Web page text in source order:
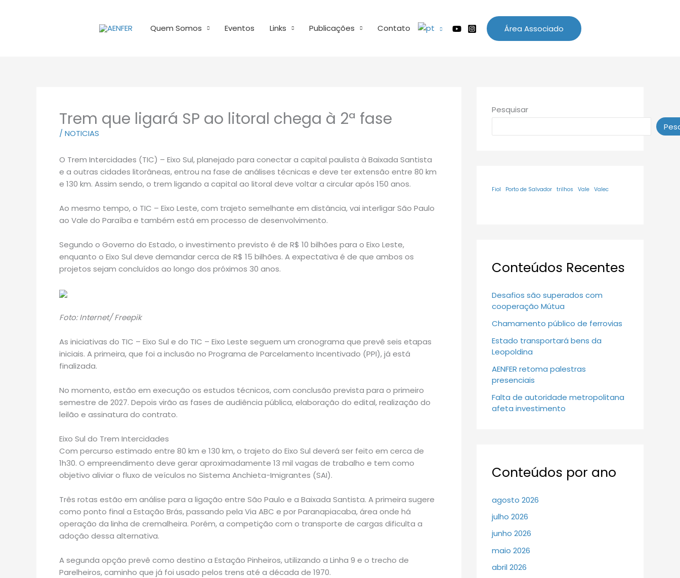
Quem Somos Eventos Links Publicações Contato Área Associado
Trem que ligará SP ao litoral chega à 2ª fase
/ NOTICIAS
O Trem Intercidades (TIC) – Eixo Sul, planejado para conectar a capital paulista à Baixada Santista
e a outras cidades litorâneas, entrou na fase de análises técnicas e deve ter extensão entre 80 km
e 130 km. Assim sendo, o trem ligando a capital ao litoral deve voltar a circular após 150 anos.
Ao mesmo tempo, o TIC – Eixo Leste, com trajeto semelhante em distância, vai interligar São Paulo
ao Vale do Paraíba e também está em processo de desenvolvimento.
Segundo o Governo do Estado, o investimento previsto é de R$ 10 bilhões para o Eixo Leste,
enquanto o Eixo Sul deve demandar cerca de R$ 15 bilhões. A expectativa é de que ambos os
projetos sejam concluídos ao longo dos próximos 30 anos.
Foto: Internet/ Freepik
As iniciativas do TIC – Eixo Sul e do TIC – Eixo Leste seguem um cronograma que prevê seis etapas
iniciais. A primeira, que foi a inclusão no Programa de Parcelamento Incentivado (PPI), já está
finalizada.
No momento, estão em execução os estudos técnicos, com conclusão prevista para o primeiro
semestre de 2027. Depois virão as fases de audiência pública, elaboração do edital, realização do
leilão e assinatura do contrato.
Eixo Sul do Trem Intercidades
Com percurso estimado entre 80 km e 130 km, o trajeto do Eixo Sul deverá ser feito em cerca de
1h30. O empreendimento deve gerar aproximadamente 13 mil vagas de trabalho e tem como
objetivo aliviar o fluxo de veículos no Sistema Anchieta-Imigrantes (SAI).
Três rotas estão em análise para a ligação entre São Paulo e a Baixada Santista. A primeira sugere
como ponto final a Estação Brás, passando pela Via ABC e por Paranapiacaba, área onde há
operação da linha de cremalheira. Porém, a competição com o transporte de cargas dificulta a
adoção dessa alternativa.
A segunda opção prevê como destino a Estação Pinheiros, utilizando a Linha 9 e o trecho de
Parelheiros, caminho que já foi usado pelos trens até a década de 1970.
Pesquisar
Fiol Porto de Salvador trilhos Vale Valec
Conteúdos Recentes
Desafios são superados com
cooperação Mútua
Chamamento público de ferrovias
Estado transportará bens da
Leopoldina
AENFER retoma palestras
presenciais
Falta de autoridade metropolitana
afeta investimento
Conteúdos por ano
agosto 2026
julho 2026
junho 2026
maio 2026
abril 2026